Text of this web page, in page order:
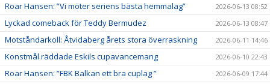
Roar Hansen: ”Vi möter seriens bästa hemmalag” 2026-06-13 08:52
Lyckad comeback för Teddy Bermudez 2026-06-13 08:47
Motståndarkoll: Åtvidaberg årets stora överraskning 2026-06-11 14:46
Konstmål räddade Eskils cupavancemang 2026-06-10 22:43
Roar Hansen: ”FBK Balkan ett bra cuplag ” 2026-06-09 17:44